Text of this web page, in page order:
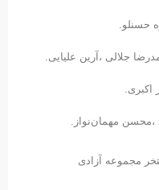
حسنلو.
جلالی ،آرین علیایی.
اکبری.
مهمان‌نواز.
مجموعه آزادی